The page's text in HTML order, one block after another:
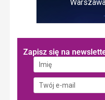
Zapisz się na